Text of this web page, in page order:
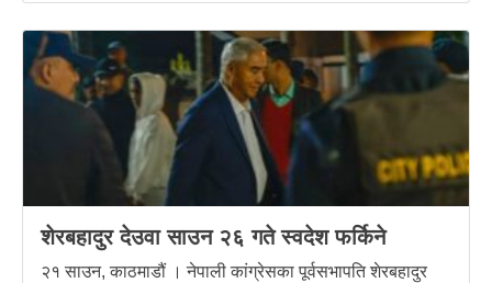
शेरबहादुर देउवा साउन २६ गते स्वदेश फर्किने
२१ साउन, काठमाडौं । नेपाली कांग्रेसका पूर्वसभापति शेरबहादुर